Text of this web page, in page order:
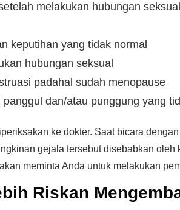
melakukan hubungan
keputihan yang tidak normal
hubungan seksual
padahal sudah menopause
dan/atau punggung yang
ke dokter. Saat bicara
gejala tersebut disebabkan oleh
meminta Anda untuk melakukan
Riskan